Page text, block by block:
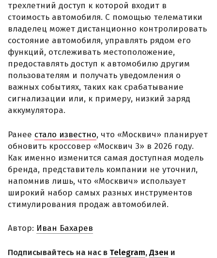
трехлетний доступ к которой входит в
стоимость автомобиля. С помощью телематики
владелец может дистанционно контролировать
состояние автомобиля, управлять рядом его
функций, отслеживать местоположение,
предоставлять доступ к автомобилю другим
пользователям и получать уведомления о
важных событиях, таких как срабатывание
сигнализации или, к примеру, низкий заряд
аккумулятора.
Ранее стало известно, что «Москвич» планирует
обновить кроссовер «Москвич 3» в 2026 году.
Как именно изменится самая доступная модель
бренда, представитель компании не уточнил,
напомнив лишь, что «Москвич» использует
широкий набор самых разных инструментов
стимулирования продаж автомобилей.
Автор: Иван Бахарев
Подписывайтесь на нас в Telegram,Дзен и